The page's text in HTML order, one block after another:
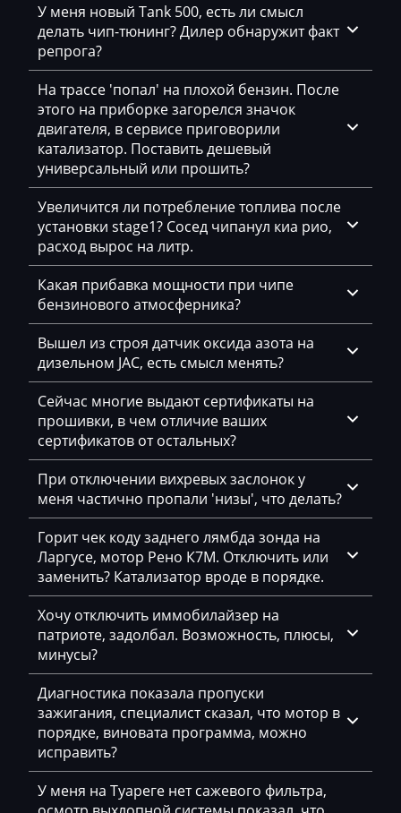
CMI
Comacchio
Cupra
Dacia
Daewoo
DAF
Daihatsu
Dammann
Derways
Deutz
Dewulf
Dieci
Dodge
Dongfeng
Doosan
Doppstadt
Dynapac
EcoLog
Eggersmann
Exeed
Extreme moto
Faresin
Farmtrac
FAW
У меня новый Tank 500, есть ли смысл
делать чип-тюнинг? Дилер обнаружит факт
репрога?
На трассе 'попал' на плохой бензин. После
этого на приборке загорелся значок
двигателя, в сервисе приговорили
катализатор. Поставить дешевый
универсальный или прошить?
Увеличится ли потребление топлива после
установки stage1? Сосед чипанул киа рио,
расход вырос на литр.
Какая прибавка мощности при чипе
бензинового атмосферника?
Вышел из строя датчик оксида азота на
дизельном JAC, есть смысл менять?
Сейчас многие выдают сертификаты на
прошивки, в чем отличие ваших
сертификатов от остальных?
При отключении вихревых заслонок у
меня частично пропали 'низы', что делать?
Горит чек коду заднего лямбда зонда на
Ларгусе, мотор Рено К7М. Отключить или
заменить? Катализатор вроде в порядке.
Хочу отключить иммобилайзер на
патриоте, задолбал. Возможность, плюсы,
минусы?
Диагностика показала пропуски
зажигания, специалист сказал, что мотор в
порядке, виновата программа, можно
исправить?
У меня на Туареге нет сажевого фильтра,